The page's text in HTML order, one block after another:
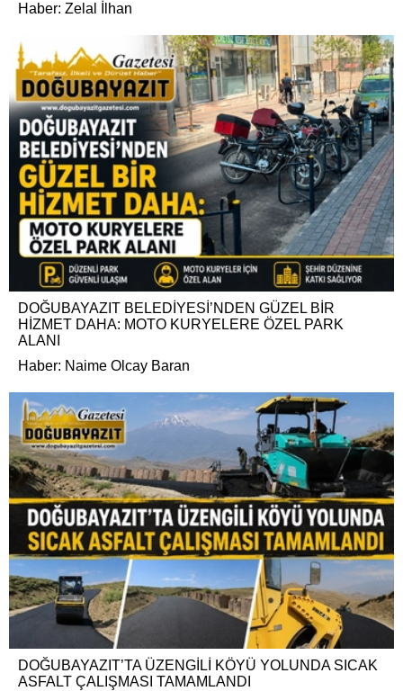
Haber: Zelal İlhan
DOĞUBAYAZIT BELEDİYESİ’NDEN GÜZEL BİR
HİZMET DAHA: MOTO KURYELERE ÖZEL PARK
ALANI
Haber: Naime Olcay Baran
DOĞUBAYAZIT’TA ÜZENGİLİ KÖYÜ YOLUNDA SICAK
ASFALT ÇALIŞMASI TAMAMLANDI